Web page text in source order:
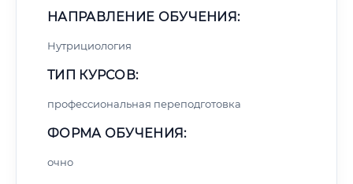
НАПРАВЛЕНИЕ ОБУЧЕНИЯ:
Нутрициология
ТИП КУРСОВ:
профессиональная переподготовка
ФОРМА ОБУЧЕНИЯ:
очно